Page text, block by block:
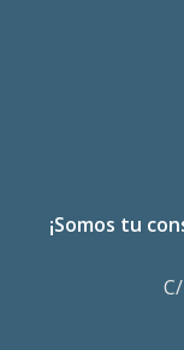
¡Somos tu